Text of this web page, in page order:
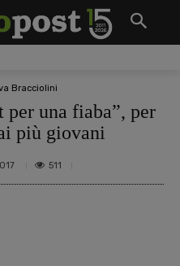
Bracciolini
per una fiaba”, per
più giovani
511